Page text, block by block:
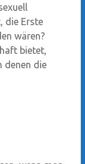
die Erste
wären?
bietet,
denen die